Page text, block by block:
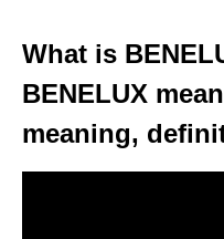
What is
BENELUX
meaning,